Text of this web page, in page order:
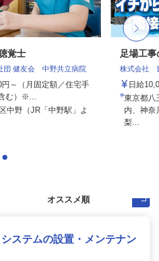
覚士
団 健友会 中野共立病院
円～（月固定額／住宅手
む）※...
中野（JR「中野駅」よ
足場工
株式会社
日給
東京都八
内、神奈
梨...
ステムの設置・メンテナン